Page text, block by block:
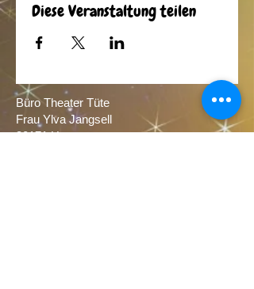
Diese Veranstaltung teilen
Büro Theater Tüte
Frau Ylva Jangsell
30171 Hannover​